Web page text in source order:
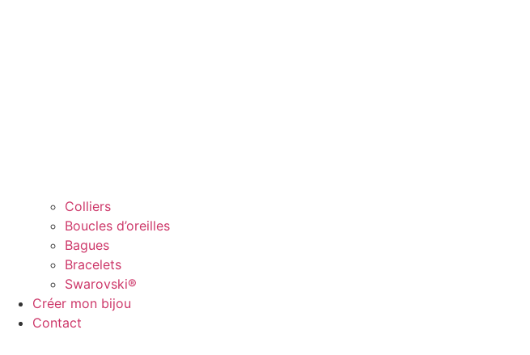
Colliers
Boucles d’oreilles
Bagues
Bracelets
Swarovski®
Créer mon bijou
Contact